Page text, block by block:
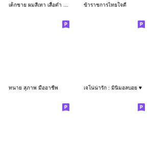
เด็กชาย ผมสีเทา เสื้อดำ ใส่แว่น ข้าราชการไทยใจดี
ทนาย สุภาพ มืออาชีพ เจโน่น่ารัก : มินิมอลบอย ♥️